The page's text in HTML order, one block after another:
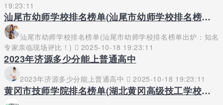
19:23:11
汕尾市幼师学校排名榜单(汕尾市幼师学校排名榜单出炉：知名专家亲临现场评比！)
汕尾市幼师学校排名榜单(汕尾市幼师学校排名榜单出炉：知名
专家亲临现场评比！)
2025-10-18 19:23:11
2023年济源多少分能上普通高中
2023年济源多少分能上普通高中 2025-10-18 19:23:11
黄冈市技师学院排名榜单(湖北黄冈高级技工学校凯发k8国际唯一官网)